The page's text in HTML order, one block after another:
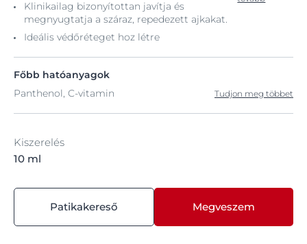
Klinikailag bizonyítottan javítja és
megnyugtatja a száraz, repedezett ajkakat.
Ideális védőréteget hoz létre
Főbb hatóanyagok
Panthenol, C-vitamin
Tudjon meg többet
Kiszerelés
10 ml
Patikakereső Megveszem